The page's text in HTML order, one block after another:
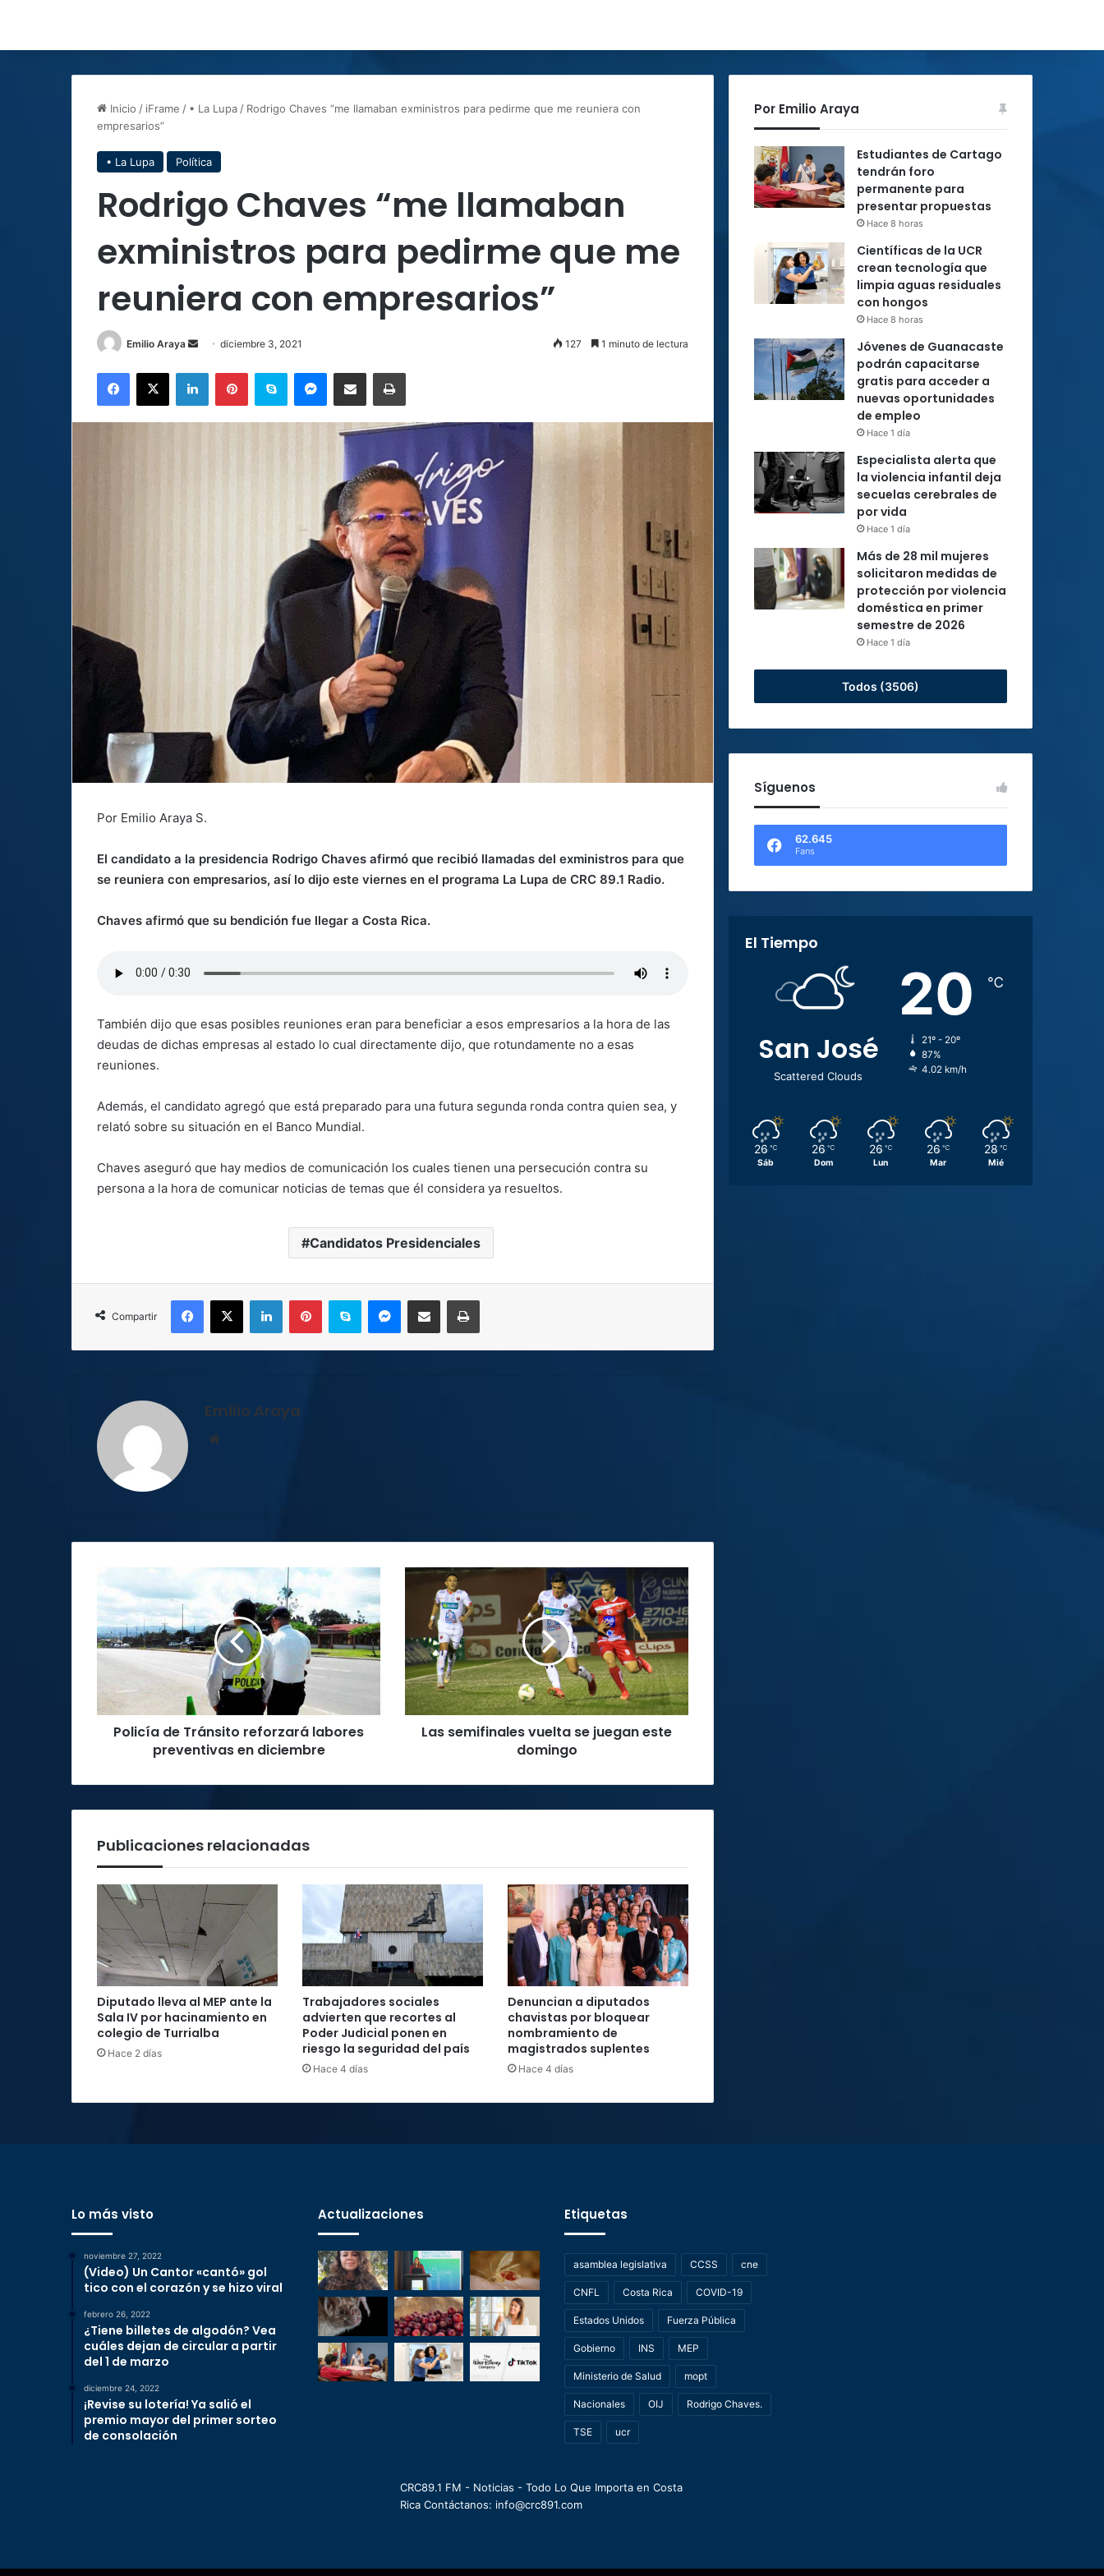
Inicio / iFrame / • La Lupa / Rodrigo Chaves “me llamaban exministros para pedirme que me reuniera con
empresarios”
• La Lupa Política
Rodrigo Chaves “me llamaban
exministros para pedirme que me
reuniera con empresarios”
Emilio Araya
Senddiciembre 3, 2021 127 1 minuto de lectura
Facebook
X LinkedInPinterestSkype MessengerCompartir por correo electrónicoImprimir
Por Emilio Araya S.
El candidato a la presidencia Rodrigo Chaves afirmó que recibió llamadas del exministros para que
se reuniera con empresarios, así lo dijo este viernes en el programa La Lupa de CRC 89.1 Radio.
Chaves afirmó que su bendición fue llegar a Costa Rica.
También dijo que esas posibles reuniones eran para beneficiar a esos empresarios a la hora de las
deudas de dichas empresas al estado lo cual directamente dijo, que rotundamente no a esas
reuniones.
Además, el candidato agregó que está preparado para una futura segunda ronda contra quien sea, y
relató sobre su situación en el Banco Mundial.
Chaves aseguró que hay medios de comunicación los cuales tienen una persecución contra su
persona a la hora de comunicar noticias de temas que él considera ya resueltos.
Candidatos Presidenciales
Compartir
Facebook
X LinkedInPinterestSkype MessengerCompartir por correo electrónicoImprimir
Emilio Araya
Tránsito
reforzará
labores
preventivas
diciembre
Policía de Tránsito reforzará labores
preventivas en diciembre
Las
semifinales
vuelta
juegan
este
domingo
Las semifinales vuelta se juegan este
domingo
Publicaciones relacionadas
Diputado lleva al MEP ante la
Sala IV por hacinamiento en
colegio de Turrialba
Hace 2 días
Trabajadores sociales
advierten que recortes al
Poder Judicial ponen en
riesgo la seguridad del país
Hace 4 días
Denuncian a diputados
chavistas por bloquear
nombramiento de
magistrados suplentes
Hace 4 días
Por Emilio Araya
Estudiantes de Cartago
tendrán foro
permanente para
presentar propuestas
Hace 8 horas
Científicas de la UCR
crean tecnología que
limpia aguas residuales
con hongos
Hace 8 horas
Jóvenes de Guanacaste
podrán capacitarse
gratis para acceder a
nuevas oportunidades
de empleo
Hace 1 día
Especialista alerta que
la violencia infantil deja
secuelas cerebrales de
por vida
Hace 1 día
Más de 28 mil mujeres
solicitaron medidas de
protección por violencia
doméstica en primer
semestre de 2026
Hace 1 día
Todos (3506)
Síguenos
62.645
Fans
El Tiempo
San José
Scattered Clouds
20 ℃
21º - 20º
87%
4.02 km/h
26 ℃
Sáb
26 ℃
Dom
26 ℃
Lun
26 ℃
Mar
28 ℃
Mié
Lo más visto
noviembre 27, 2022
(Video) Un Cantor «cantó» gol
tico con el corazón y se hizo viral
febrero 26, 2022
¿Tiene billetes de algodón? Vea
cuáles dejan de circular a partir
del 1 de marzo
diciembre 24, 2022
¡Revise su lotería! Ya salió el
premio mayor del primer sorteo
de consolación
Actualizaciones Etiquetas
asamblea legislativa CCSS cne
CNFL Costa Rica COVID-19
Estados Unidos Fuerza Pública
Gobierno INS MEP
Ministerio de Salud mopt
Nacionales OIJ Rodrigo Chaves.
TSE ucr
CRC89.1 FM - Noticias - Todo Lo Que Importa en Costa
Rica Contáctanos: info@crc891.com